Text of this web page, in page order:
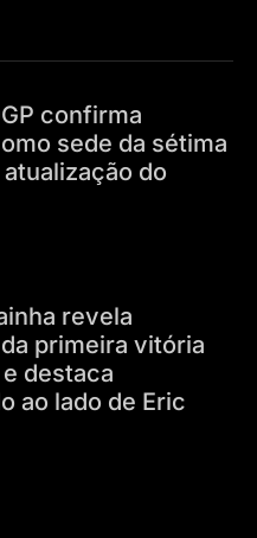
confirma
sede da sétima
do
revela
primeira vitória
destaca
ao lado de Eric